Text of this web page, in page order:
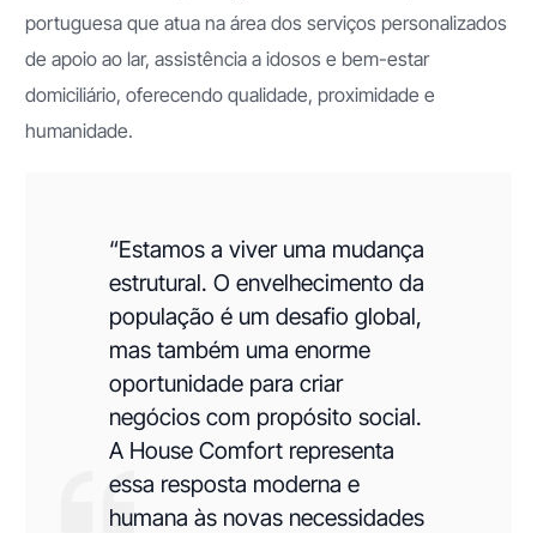
portuguesa que atua na área dos serviços personalizados
de apoio ao lar, assistência a idosos e bem-estar
domiciliário, oferecendo qualidade, proximidade e
humanidade.
“Estamos a viver uma mudança
estrutural. O envelhecimento da
população é um desafio global,
mas também uma enorme
oportunidade para criar
negócios com propósito social.
A House Comfort representa
essa resposta moderna e
humana às novas necessidades